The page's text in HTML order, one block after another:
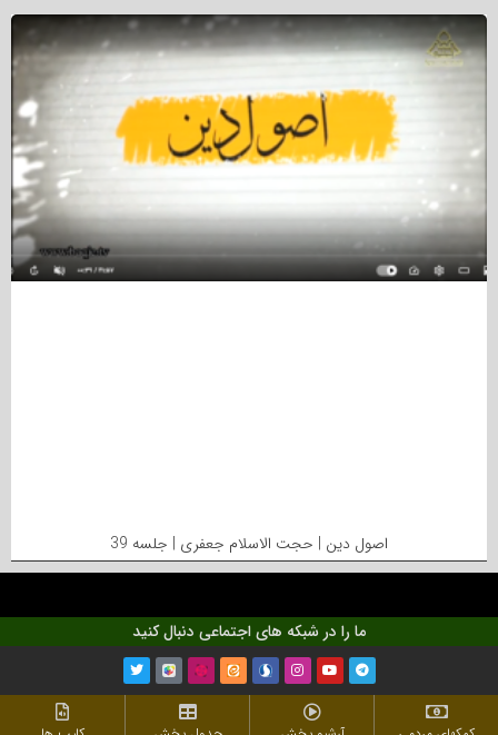
اصول دین | حجت الاسلام جعفری | جلسه 39
ما را در شبکه های اجتماعی دنبال کنید